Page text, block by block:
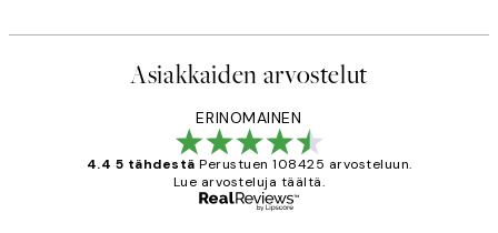
Asiakkaiden arvostelut
ERINOMAINEN
4.4 5 tähdestä Perustuen 108425 arvosteluun.
Lue arvosteluja täältä.